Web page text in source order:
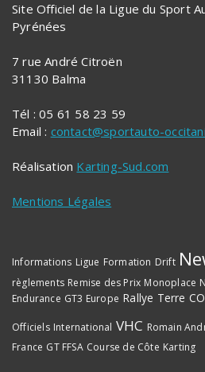
Site Officiel de la Ligue du Sport
Pyrénées
7 rue André Citroën
31130 Balma
Tél : 05 61 58 23 59
Email : contact@sportauto-
Réalisation Karting-Sud.com
Mentions Légales
Informations Ligue Formation Drift
règlements Remise des Prix Monoplace
Endurance GT3 Europe Rallye Terre
Officiels International VHC Romain
France GT FFSA Course de Côte Karting